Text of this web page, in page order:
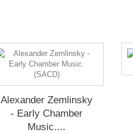
Alexander Zemlinsky
- Early Chamber
Music....